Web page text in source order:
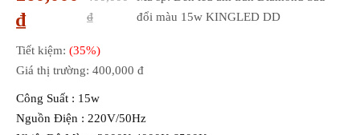
₫
₫
đổi màu 15w KINGLED DD
Tiết kiệm: (35%)
Giá thị trường: 400,000 đ
Công Suất : 15w
Nguồn Điện : 220V/50Hz